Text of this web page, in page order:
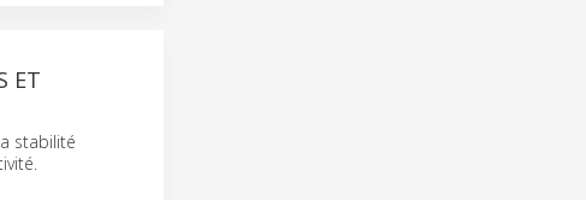
ET
stabilité